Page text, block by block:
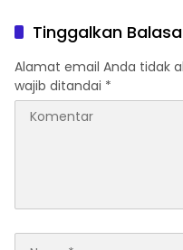
Tinggalkan
Alamat email Anda tidak
wajib ditandai *